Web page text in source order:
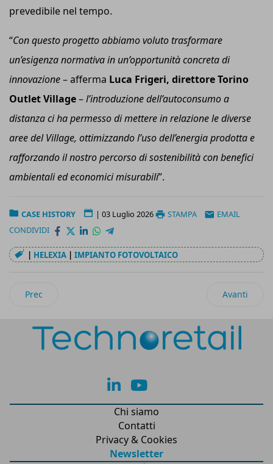
prevedibile nel tempo.
“Con questo progetto abbiamo voluto trasformare
un’esigenza normativa in un’opportunità concreta di
innovazione– afferma Luca Frigeri, direttore Torino
Outlet Village–l’introduzione dell’autoconsumo a
distanza ci ha permesso di mettere in relazione le diverse
aree del Village, ottimizzando l’uso dell’energia prodotta e
rafforzando il nostro percorso di sostenibilità con benefici
ambientali ed economici misurabili”.
CASE HISTORY | 03 Luglio 2026 STAMPA
EMAIL
CONDIVIDI
| HELEXIA | IMPIANTO FOTOVOLTAICO
Articolo precedente: Verallia Italia: gamification e digital
Prec Articolo
Avanti
lk yt
Chi siamo
Contatti
Privacy & Cookies
Newsletter